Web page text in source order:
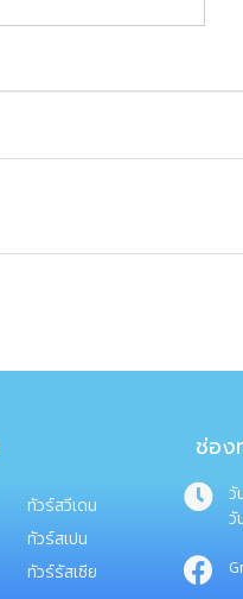
ทัวร์สวีเดน
ทัวร์สเปน
ทัวร์รัสเซีย
ช่อง
วั
วั